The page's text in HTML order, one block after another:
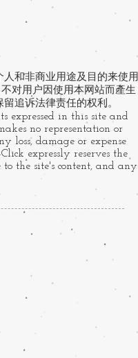
和非商业用途及目的来使用
对用户因使用本网站而產生
追诉法律责任的权利。
expressed in this site and
no representation or
loss, damage or expense
expressly reserves the
the site's content, and any